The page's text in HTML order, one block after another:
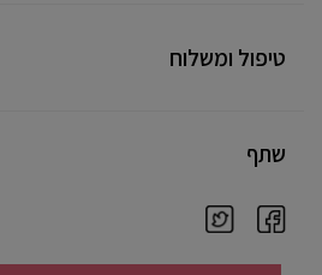
טיפול ומשלוח
שתף